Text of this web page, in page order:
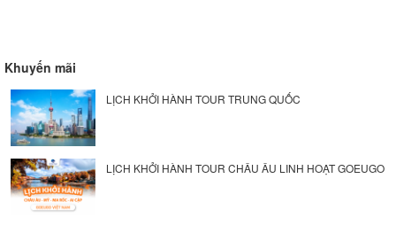
Khuyến mãi
LỊCH KHỞI HÀNH TOUR TRUNG QUỐC
LỊCH KHỞI HÀNH TOUR CHÂU ÂU LINH HOẠT GOEUGO